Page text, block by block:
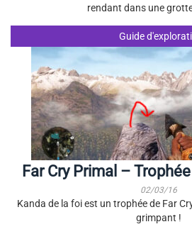
rendant dans une
Guide
Far Cry Primal –
02/03/16
Kanda de la foi est un trophée de Far
grimpant !